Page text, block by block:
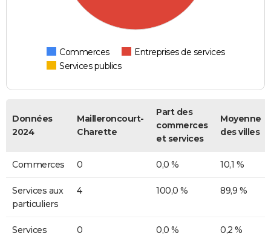
Commerces
Entreprises de services
Services publics
Données
2024
Mailleroncourt-
Charette
Part des
commerces
et services
Moyenne
des villes
Commerces 0 0,0 % 10,1 %
Services aux
particuliers
4 100,0 % 89,9 %
Services 0 0,0 % 0,2 %